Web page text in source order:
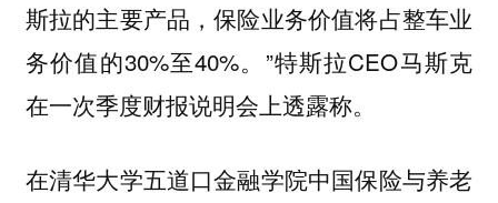
斯拉的主要产品，保险业务价值将占整车业
务价值的30%至40%。”特斯拉CEO马斯克
在一次季度财报说明会上透露称。
在清华大学五道口金融学院中国保险与养老